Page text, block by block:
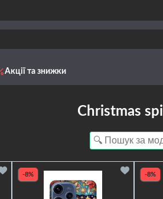
Акції та знижки
Christmas
-8% -8%